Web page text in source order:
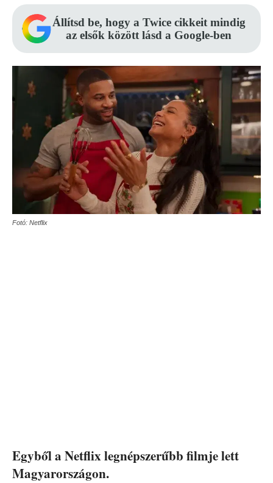
Állítsd be, hogy a Twice cikkeit mindig
az elsők között lásd a Google-ben
Fotó: Netflix
Egyből a Netflix legnépszerűbb filmje lett
Magyarországon.